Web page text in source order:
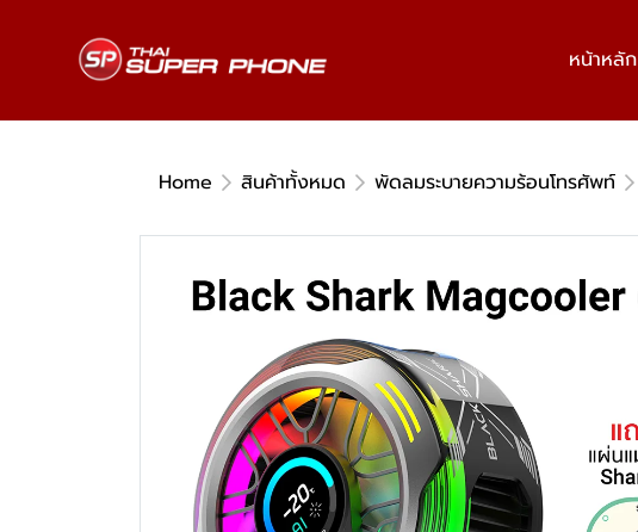
หน้าหลัก
Home สินค้าทั้งหมด พัดลมระบายความร้อนโทรศัพท์